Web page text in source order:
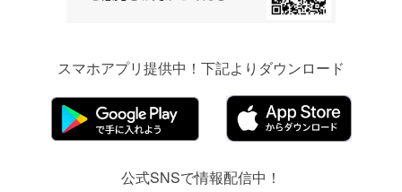
スマホアプリ提供中！下記よりダウンロード
公式SNSで情報配信中！